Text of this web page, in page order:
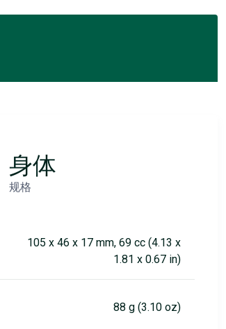
身体
规格
105 x 46 x 17 mm, 69 cc (4.13 x
1.81 x 0.67 in)
88 g (3.10 oz)